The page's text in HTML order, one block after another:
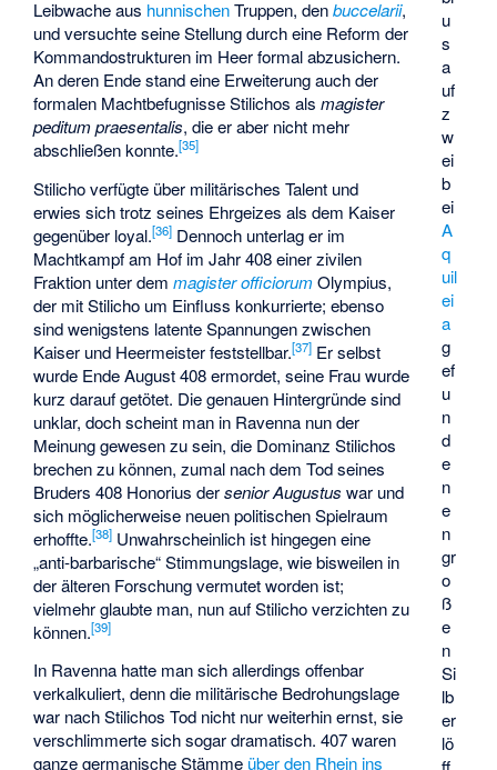
u
s
a
uf
z
w
ei
b
ei
A
q
uil
ei
a
g
ef
u
n
d
e
n
e
n
gr
o
ß
e
n
Si
lb
er
lö
Leibwache aus hunnischenTruppen, denbuccelarii,
und versuchte seine Stellung durch eine Reform der
Kommandostrukturen im Heer formal abzusichern.
An deren Ende stand eine Erweiterung auch der
formalen Machtbefugnisse Stilichos alsmagister
peditum praesentalis, die er aber nicht mehr
abschließen konnte.[35]
Stilicho verfügte über militärisches Talent und
erwies sich trotz seines Ehrgeizes als dem Kaiser
gegenüber loyal.[36] Dennoch unterlag er im
Machtkampf am Hof im Jahr 408 einer zivilen
Fraktion unter demmagister officiorum Olympius,
der mit Stilicho um Einfluss konkurrierte; ebenso
sind wenigstens latente Spannungen zwischen
Kaiser und Heermeister feststellbar.[37] Er selbst
wurde Ende August 408 ermordet, seine Frau wurde
kurz darauf getötet. Die genauen Hintergründe sind
unklar, doch scheint man in Ravenna nun der
Meinung gewesen zu sein, die Dominanz Stilichos
brechen zu können, zumal nach dem Tod seines
Bruders 408 Honorius dersenior Augustus war und
sich möglicherweise neuen politischen Spielraum
erhoffte.[38] Unwahrscheinlich ist hingegen eine
„anti-barbarische“ Stimmungslage, wie bisweilen in
der älteren Forschung vermutet worden ist;
vielmehr glaubte man, nun auf Stilicho verzichten zu
können.[39]
In Ravenna hatte man sich allerdings offenbar
verkalkuliert, denn die militärische Bedrohungslage
war nach Stilichos Tod nicht nur weiterhin ernst, sie
verschlimmerte sich sogar dramatisch. 407 waren
ganze germanische Stämme über den Rhein ins